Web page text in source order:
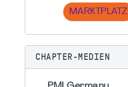
MARKTPLATZ
CHAPTER-MEDIEN